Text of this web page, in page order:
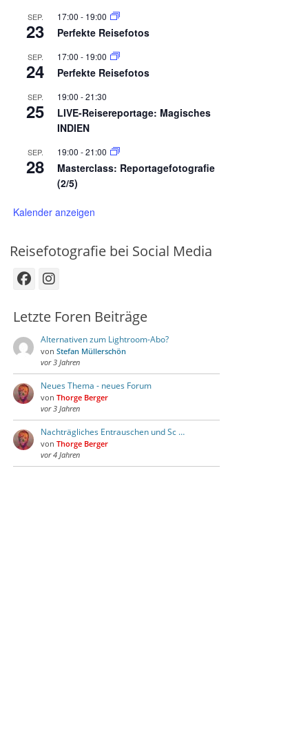
SEP.
23
17:00 - 19:00
Perfekte Reisefotos
SEP.
24
17:00 - 19:00
Perfekte Reisefotos
SEP.
25
19:00 -21:30
LIVE-Reisereportage: Magisches
INDIEN
SEP.
28
19:00 -21:00
Masterclass: Reportagefotografie
(2/5)
Kalender anzeigen
Reisefotografie bei Social Media
Facebook
Instagram
Letzte Foren Beiträge
Alternativen zum Lightroom-Abo?
von Stefan Müllerschön
vor 3 Jahren
Neues Thema - neues Forum
von Thorge Berger
vor 3 Jahren
Nachträgliches Entrauschen und Sc …
von Thorge Berger
vor 4 Jahren